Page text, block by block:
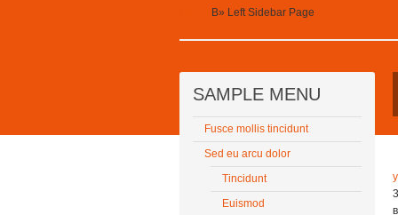
В» Left Sidebar Page
SAMPLE MENU
Fusce mollis tincidunt
Sed eu arcu dolor
Tincidunt
Euismod